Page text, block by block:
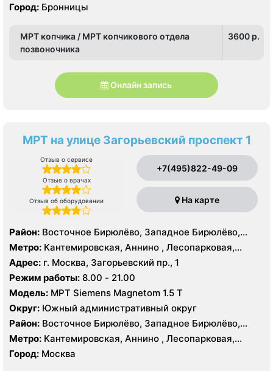
Город: Бронницы
МРТ копчика / МРТ копчикового отдела
позвоночника
3600 p.
Онлайн запись
МРТ на улице Загорьевский проспект 1
Отзыв о сервисе
Отзыв о врачах
Отзыв об оборудовании
+7(495)822-49-09
На карте
Район: Восточное Бирюлёво, Западное Бирюлёво,
Москворечье-Сабурово, Северное Орехово-Борисово,
Южное Орехово-Борисово, Царицыно, Северное
Чертаново, Центральное Чертаново, Южное Чертаново
, Южное Чертаново , Северное Бутово
Метро: Кантемировская, Аннино , Лесопарковая,
Пражская, Улица Академика Янгеля, Улица
Старокачаловская, Царицыно, Южная
Адрес: г. Москва, Загорьевский пр., 1
Режим работы: 8.00 - 21.00
Модель: МРТ Siemens Magnetom 1.5 Т
Округ: Южный административный округ
Район: Восточное Бирюлёво, Западное Бирюлёво,
Москворечье-Сабурово, Северное Орехово-Борисово,
Южное Орехово-Борисово, Царицыно, Северное
Чертаново, Центральное Чертаново, Южное Чертаново
Метро: Кантемировская, Аннино , Лесопарковая,
Пражская, Улица Академика Янгеля, Улица
Старокачаловская, Царицыно, Южная
Город: Москва